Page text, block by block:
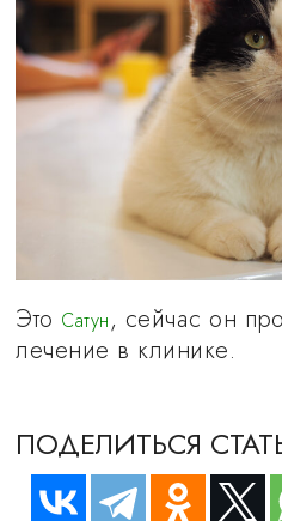
Это Сатун, сейчас он
лечение в клинике.
ПОДЕЛИТЬСЯ